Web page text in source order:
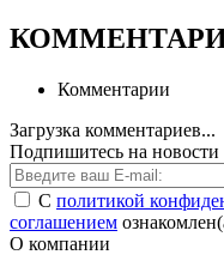
Комментарии
Загрузка комментариев...
Подпишитесь на новости
С политикой
соглашением
О компании